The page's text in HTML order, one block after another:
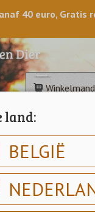
land:
BELGIË
40 euro, Gratis